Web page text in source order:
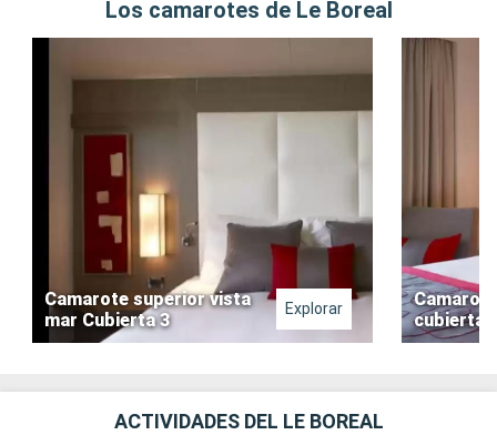
Los camarotes de Le Boreal
Camarote superior vista
mar Cubierta 3
Explorar
cubierta
ACTIVIDADES DEL LE BOREAL